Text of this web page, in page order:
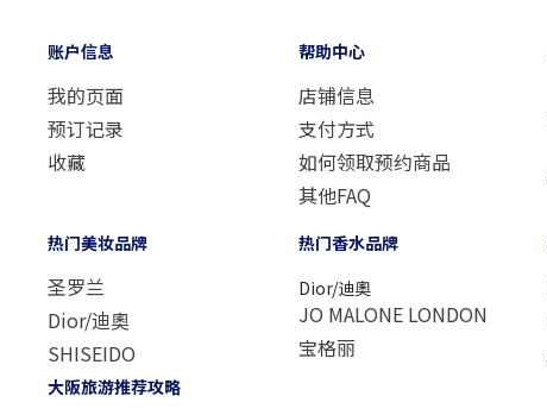
账户信息
我的页面
预订记录
收藏
帮助中心
店铺信息
支付方式
如何领取预约商品
其他FAQ
热门美妆品牌
圣罗兰
Dior/迪奧
SHISEIDO
热门香水品牌
Dior/迪奧
JO MALONE LONDON
宝格丽
大阪旅游推荐攻略